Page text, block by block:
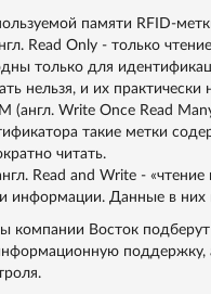
памяти RFID-
Read Only - только
только для
нельзя, и их
(англ. Write Once Read
такие метки
читать.
Read and Write -
информации. Данные в них
компании Восток